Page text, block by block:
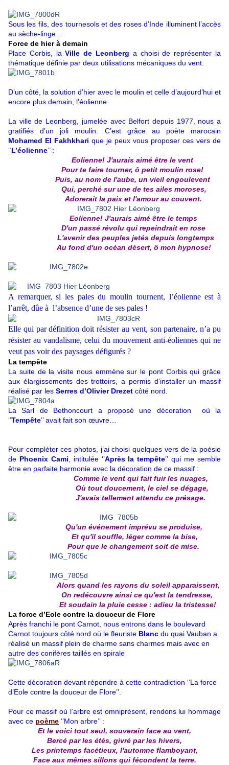
Sous les fils, des tournesols et des roses d’Inde illuminent l’accès
au sèche-linge…
Force de hier à demain
Place Corbis, laVille de Leonberg a choisi de représenter la
thématique définie par deux utilisations mécaniques du vent.
D’un côté, la solution d’hier avec le moulin et celle d’aujourd’hui et
encore plus demain, l’éolienne.
La ville de Leonberg, jumelée avec Belfort depuis 1977, nous a
gratifiés d’un joli moulin. C’est grâce au poète marocain
Mohamed El Fakhkhari que je peux vous proposer ces vers de
‘’L’éolienne’’ :
Eolienne! J'aurais aimé être le vent
Pour te faire tourner, ô petit moulin rose!
Puis, au nom de l'aube, un vieil engoulevent
Qui, perché sur une de tes ailes moroses,
Adorerait la paix et l'amour au couvent.
Eolienne! J'aurais aimé être le temps
D'un passé révolu qui repeindrait en rose
L'avenir des peuples jetés depuis longtemps
Au fond d'un océan désert, ô mon hypnose!
A remarquer, si les pales du moulin tournent, l’éolienne est à
l’arrêt, dûe à l’absence d’une de ses pales !
Elle qui par définition doit résister au vent, son partenaire, n’a pu
résister au vandalisme, celui du mouvement anti-éoliennes qui ne
veut pas voir des paysages défigurés ?
La tempête
La suite de la visite nous emmène sur le pont Corbis qui grâce
aux élargissements des trottoirs, a permis d’installer un massif
réalisé par les Serres d’Olivier Drezet côté nord.
La Sarl de Bethoncourt a proposé une décoration où la
‘’Tempête’’ avait fait son œuvre…
Pour compléter ces photos, j’ai choisi quelques vers de la poésie
de Phoenix Cami , intitulée ‘’Après la tempête’’ qui me semble
être en parfaite harmonie avec la décoration de ce massif :
Comme le vent qui fait fuir les nuages,
Où tout doucement, le ciel se dégage,
J'avais tellement attendu ce présage.
Qu'un événement imprévu se produise,
Et qu'il souffle, léger comme la bise,
Pour que le changement soit de mise.
Alors quand les rayons du soleil apparaissent,
On redécouvre ainsi ce qu'est la tendresse,
Et soudain la pluie cesse : adieu la tristesse!
La force d’Eole contre la douceur de Flore
Après franchi le pont Carnot, nous entrons dans le boulevard
Carnot toujours côté nord où le fleuriste Blanc du quai Vauban a
réalisé un massif plein de charme sans charmes mais avec en
autre des conifères taillés en spirale
Cette décoration devant répondre à cette contradiction ‘’La force
d’Eole contre la douceur de Flore’’.
Pour ce massif où l’arbre est omniprésent, rendons lui hommage
avec ce poème ‘’Mon arbre’’ :
Et le voici tout seul, souverain face au vent,
Bercé par les étés, givré par les hivers,
Les printemps facétieux, l'automne flamboyant,
Face aux mêmes sillons qui fécondent la terre.